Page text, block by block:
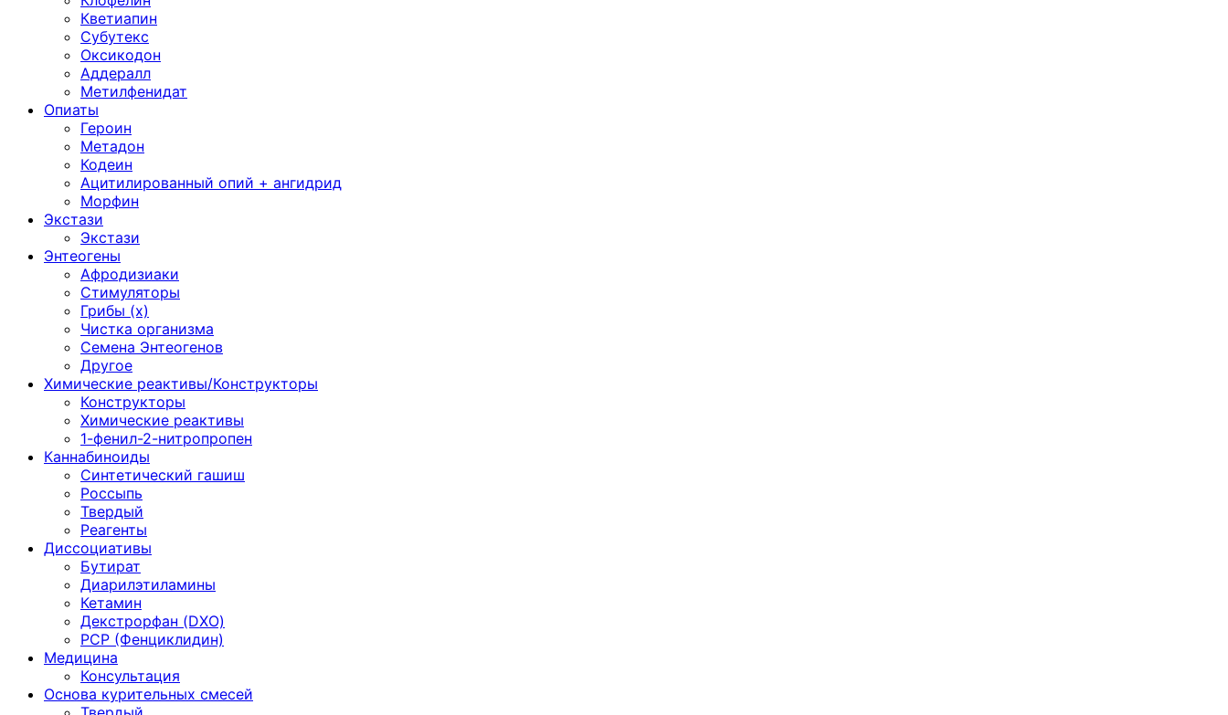
Кветиапин
Субутекс
Оксикодон
Аддералл
Метилфенидат
Опиаты
Героин
Метадон
Кодеин
Ацитилированный опий + ангидрид
Морфин
Экстази
Экстази
Энтеогены
Афродизиаки
Стимуляторы
Грибы (х)
Чистка организма
Семена Энтеогенов
Другое
Химические реактивы/Конструкторы
Конструкторы
Химические реактивы
1-фенил-2-нитропропен
Каннабиноиды
Синтетический гашиш
Россыпь
Твердый
Реагенты
Диссоциативы
Бутират
Диарилэтиламины
Кетамин
Декстрорфан (DXO)
PCP (Фенциклидин)
Медицина
Консультация
Основа курительных смесей